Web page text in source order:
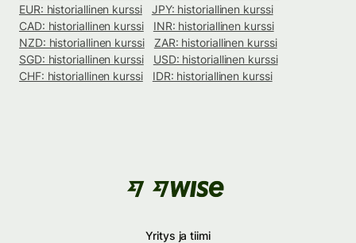
EUR: historiallinen kurssi
JPY: historiallinen kurssi
CAD: historiallinen kurssi
INR: historiallinen kurssi
NZD: historiallinen kurssi
ZAR: historiallinen kurssi
SGD: historiallinen kurssi
USD: historiallinen kurssi
CHF: historiallinen kurssi
IDR: historiallinen kurssi
Yritys ja tiimi